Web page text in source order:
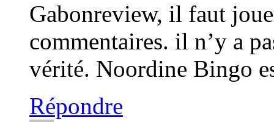
Gabonreview, il faut
commentaires. il n’y a
vérité. Noordine Bingo
Répondre